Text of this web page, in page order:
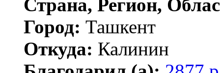
Страна, Регион,
Город: Ташкент
Откуда: Калинин